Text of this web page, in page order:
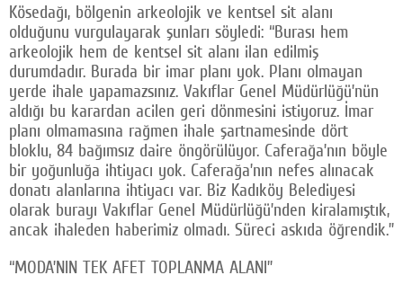
Kösedağı, bölgenin arkeolojik ve kentsel sit alanı
olduğunu vurgulayarak şunları söyledi: “Burası hem
arkeolojik hem de kentsel sit alanı ilan edilmiş
durumdadır. Burada bir imar planı yok. Planı olmayan
yerde ihale yapamazsınız. Vakıflar Genel Müdürlüğü’nün
aldığı bu karardan acilen geri dönmesini istiyoruz. İmar
planı olmamasına rağmen ihale şartnamesinde dört
bloklu, 84 bağımsız daire öngörülüyor. Caferağa’nın böyle
bir yoğunluğa ihtiyacı yok. Caferağa’nın nefes alınacak
donatı alanlarına ihtiyacı var. Biz Kadıköy Belediyesi
olarak burayı Vakıflar Genel Müdürlüğü’nden kiralamıştık,
ancak ihaleden haberimiz olmadı. Süreci askıda öğrendik.”
“MODA’NIN TEK AFET TOPLANMA ALANI”